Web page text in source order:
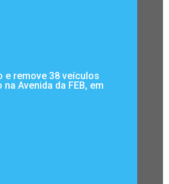
e remove 38 veículos
Avenida da FEB, em